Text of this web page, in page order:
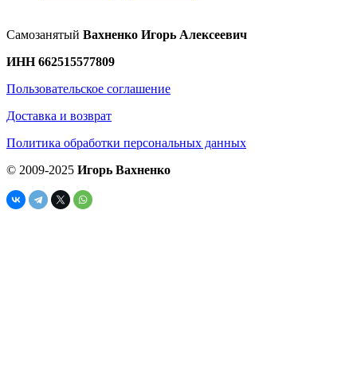
Самозанятый Вахненко Игорь Алексеевич
ИНН 662515577809
Пользовательское соглашение
Доставка и возврат
Политика обработки персональных данных
© 2009-2025 Игорь Вахненко